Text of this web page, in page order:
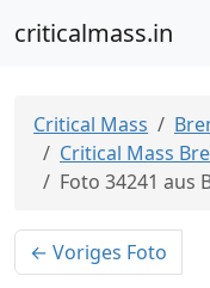
criticalmass.in
Critical Mass
Critical Mass
Foto 34241 aus
← Voriges Foto